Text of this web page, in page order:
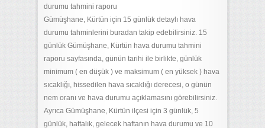
durumu tahmini raporu
Gümüşhane, Kürtün için 15 günlük detaylı hava
durumu tahminlerini buradan takip edebilirsiniz. 15
günlük Gümüşhane, Kürtün hava durumu tahmini
raporu sayfasında, günün tarihi ile birlikte, günlük
minimum ( en düşük ) ve maksimum ( en yüksek ) hava
sıcaklığı, hissedilen hava sıcaklığı derecesi, o günün
nem oranı ve hava durumu açıklamasını görebilirsiniz.
Ayrıca Gümüşhane, Kürtün ilçesi için 3 günlük, 5
günlük, haftalık, gelecek haftanın hava durumu ve 10